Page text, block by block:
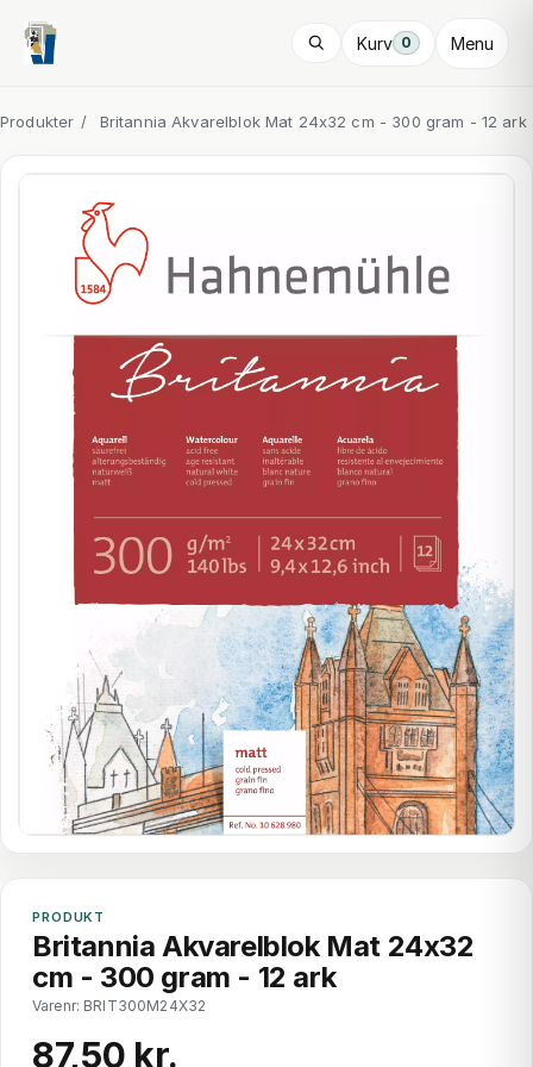
Kurv 0 Menu
Produkter / Britannia Akvarelblok Mat 24x32 cm - 300 gram - 12 ark
PRODUKT
Britannia Akvarelblok Mat 24x32
cm - 300 gram - 12 ark
Varenr: BRIT300M24X32
87,50 kr.